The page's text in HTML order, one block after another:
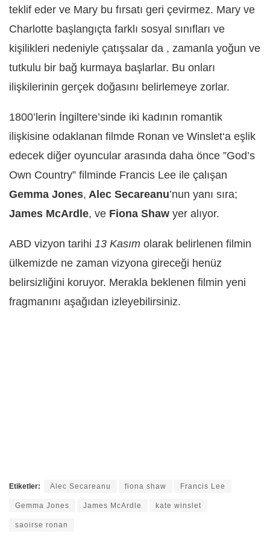
teklif eder ve Mary bu fırsatı geri çevirmez. Mary ve
Charlotte başlangıçta farklı sosyal sınıfları ve
kişilikleri nedeniyle çatışsalar da , zamanla yoğun ve
tutkulu bir bağ kurmaya başlarlar. Bu onları
ilişkilerinin gerçek doğasını belirlemeye zorlar.
1800’lerin İngiltere’sinde iki kadının romantik
ilişkisine odaklanan filmde Ronan ve Winslet‘a eşlik
edecek diğer oyuncular arasında daha önce ”God’s
Own Country” filminde Francis Lee ile çalışan
Gemma Jones, Alec Secareanu’nun yanı sıra;
James McArdle, ve Fiona Shaw yer alıyor.
ABD vizyon tarihi 13 Kasım olarak belirlenen filmin
ülkemizde ne zaman vizyona gireceği henüz
belirsizliğini koruyor. Merakla beklenen filmin yeni
fragmanını aşağıdan izleyebilirsiniz.
Etiketler: Alec Secareanu fiona shaw Francis Lee
Gemma Jones James McArdle kate winslet
saoirse ronan